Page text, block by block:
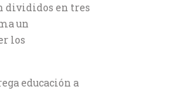
divididos en tres
un
los
educación a